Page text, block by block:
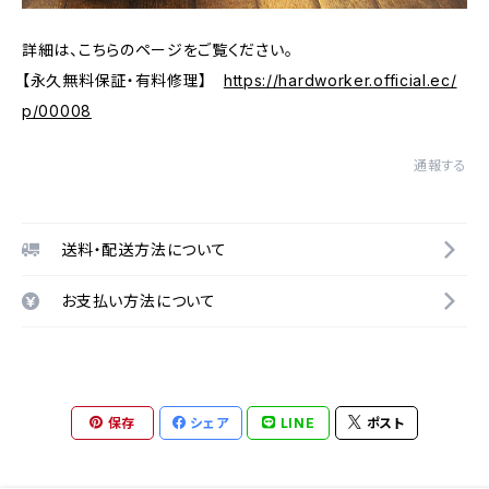
詳細は、こちらのページをご覧ください。
【永久無料保証・有料修理】 https://hardworker.official.ec/
p/00008
通報する
送料・配送方法について
お支払い方法について
保存 シェア LINE ポスト